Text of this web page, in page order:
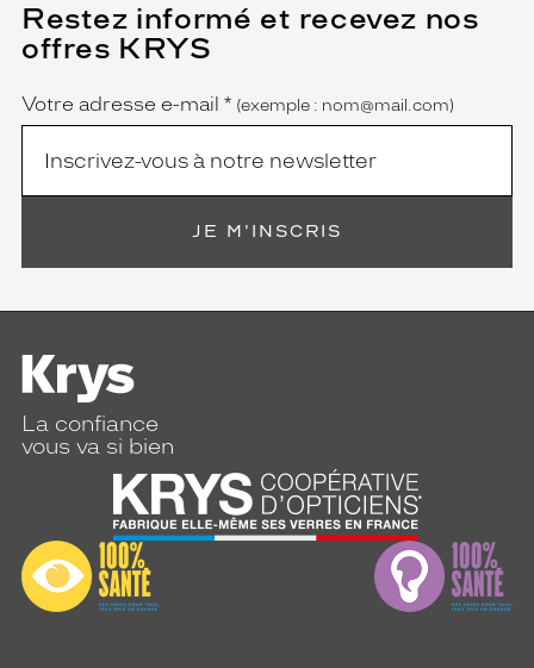
Restez informé et recevez nos
offres KRYS
Name
Votre adresse e-mail *
(Ce
champ
est
(exemple : nom@mail.com)
JE M'INSCRIS
La confiance
vous va si bien